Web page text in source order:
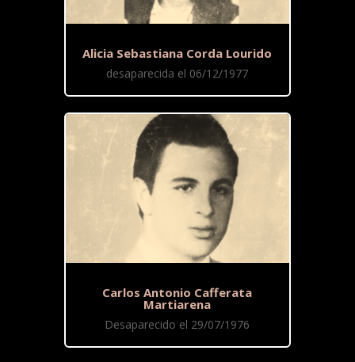
Alicia Sebastiana Corda Lourido
desaparecida el 06/12/1977
Carlos Antonio Cafferata
Martiarena
Desaparecido el 29/07/1976